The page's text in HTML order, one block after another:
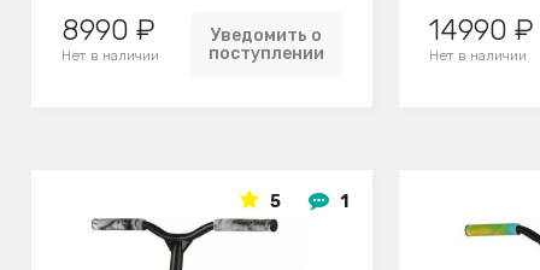
8990 ₽
Нет в наличии
Уведомить о
поступлении
14990 ₽
Нет в наличии
5 1